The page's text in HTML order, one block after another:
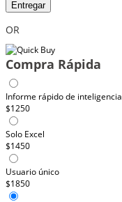
Entregar
OR
Compra Rápida
Informe rápido de inteligencia
$1250
Solo Excel
$1450
Usuario único
$1850